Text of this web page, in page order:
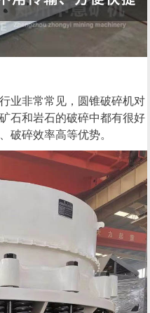
业非常常见，圆锥破碎机对
石和岩石的破碎中都有很好
破碎效率高等优势。